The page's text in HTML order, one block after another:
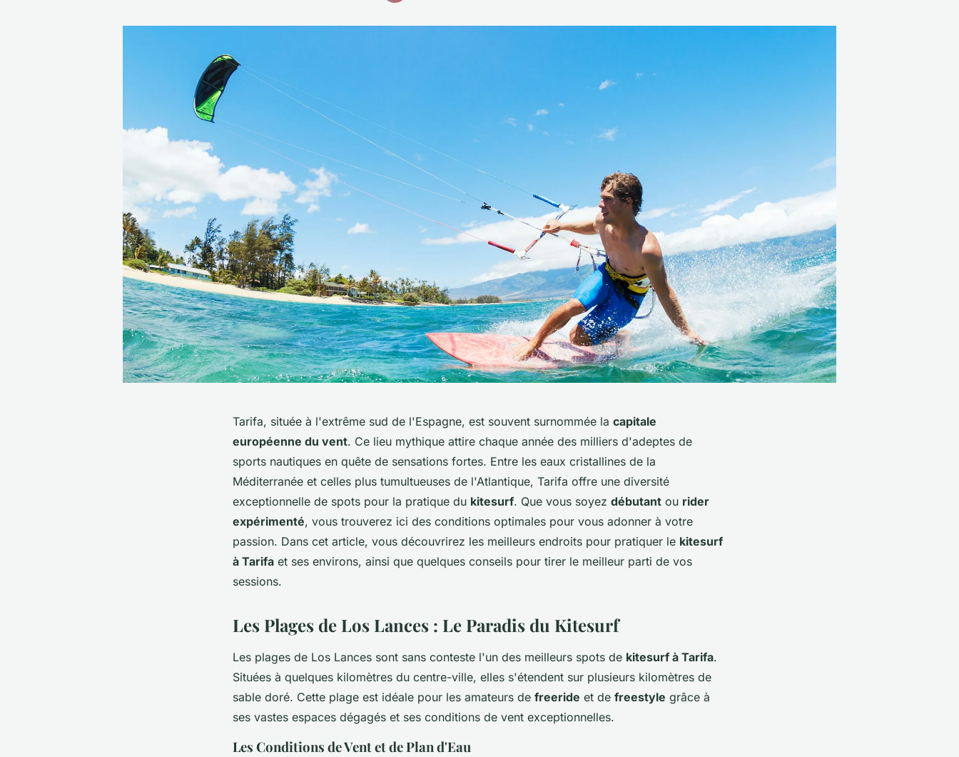
Tarifa, située à l'extrême sud de l'Espagne, est souvent surnommée la capitale
européenne du vent. Ce lieu mythique attire chaque année des milliers d'adeptes de
sports nautiques en quête de sensations fortes. Entre les eaux cristallines de la
Méditerranée et celles plus tumultueuses de l'Atlantique, Tarifa offre une diversité
exceptionnelle de spots pour la pratique du kitesurf. Que vous soyez débutant ou rider
expérimenté, vous trouverez ici des conditions optimales pour vous adonner à votre
passion. Dans cet article, vous découvrirez les meilleurs endroits pour pratiquer le kitesurf
à Tarifa et ses environs, ainsi que quelques conseils pour tirer le meilleur parti de vos
sessions.
Les Plages de Los Lances : Le Paradis du Kitesurf
Les plages de Los Lances sont sans conteste l'un des meilleurs spots de kitesurf à Tarifa.
Situées à quelques kilomètres du centre-ville, elles s'étendent sur plusieurs kilomètres de
sable doré. Cette plage est idéale pour les amateurs de freeride et de freestyle grâce à
ses vastes espaces dégagés et ses conditions de vent exceptionnelles.
Les Conditions de Vent et de Plan d'Eau